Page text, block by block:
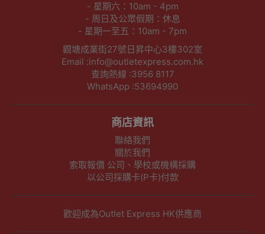
- 星期六：10am - 4pm
- 周日及公眾假期：休息
- 星期一至五：10am - 7pm
觀塘成業街27號日昇中心3樓302室
Email :info@outletexpress.com.hk
查詢熱線 :3956 8117
WhatsApp :53694990
商店資訊
聯絡我們
關於我們
索取報價 公司、學校或機構採購
以公司採購卡(P卡)付款
歡迎成為Outlet Express HK供應商